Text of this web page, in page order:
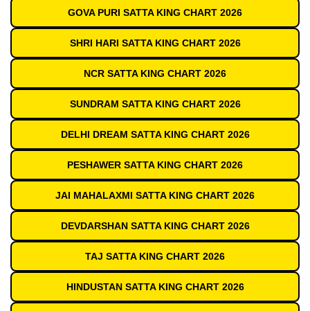
GOVA PURI SATTA KING CHART 2026
SHRI HARI SATTA KING CHART 2026
NCR SATTA KING CHART 2026
SUNDRAM SATTA KING CHART 2026
DELHI DREAM SATTA KING CHART 2026
PESHAWER SATTA KING CHART 2026
JAI MAHALAXMI SATTA KING CHART 2026
DEVDARSHAN SATTA KING CHART 2026
TAJ SATTA KING CHART 2026
HINDUSTAN SATTA KING CHART 2026